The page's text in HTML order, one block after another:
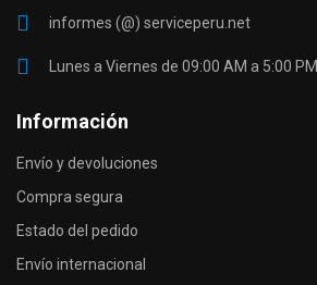
informes (@) serviceperu.net
Lunes a Viernes de 09:00 AM a 5:00 PM
Información
Envío y devoluciones
Compra segura
Estado del pedido
Envío internacional